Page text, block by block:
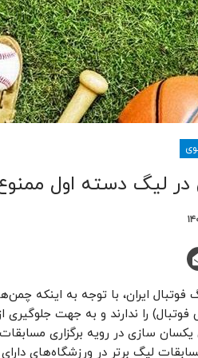
در لیگ دسته اول
ایران، با توجه به اینکه
را ندارند و به جهت
سازی در رویه برگزاری
یک مانند مسابقات لیگ برتر در